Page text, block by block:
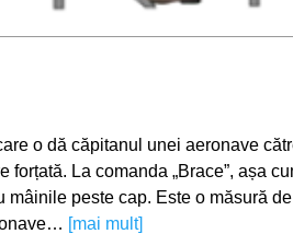
o dă căpitanul unei aeronave
forțată. La comanda „Brace”, așa
mâinile peste cap. Este o măsură
[mai mult]